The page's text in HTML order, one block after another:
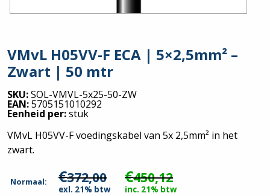
VMvL H05VV-F ECA | 5×2,5mm² –
Zwart | 50 mtr
SKU:SOL-VMVL-5x25-50-ZW
EAN:5705151010292
Eenheid per:stuk
VMvL H05VV-F voedingskabel van 5x 2,5mm² in het
zwart.
Normaal: €372,00
exl. 21% btw
€450,12
inc. 21% btw